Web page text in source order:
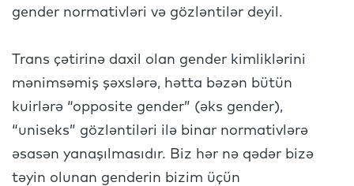
gender normativləri və gözləntilər deyil.
Trans çətirinə daxil olan gender kimliklərini
mənimsəmiş şəxslərə, hətta bəzən bütün
kuirlərə “opposite gender” (əks gender),
“uniseks” gözləntiləri ilə binar normativlərə
əsasən yanaşılmasıdır. Biz hər nə qədər bizə
təyin olunan genderin bizim üçün